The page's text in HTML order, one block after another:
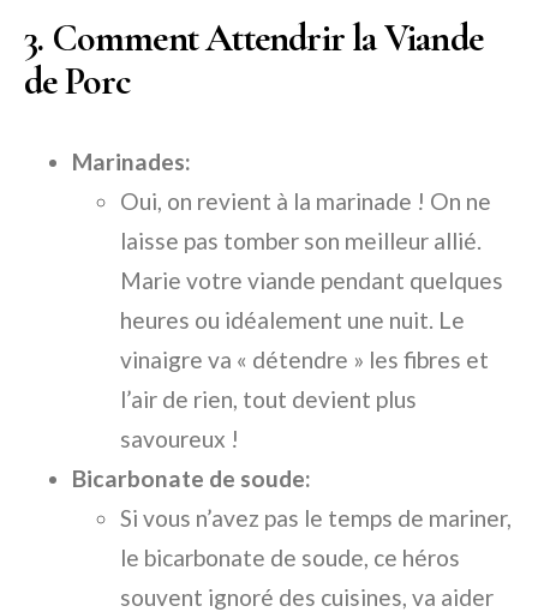
3. Comment Attendrir la Viande
de Porc
Marinades:
Oui, on revient à la marinade ! On ne
laisse pas tomber son meilleur allié.
Marie votre viande pendant quelques
heures ou idéalement une nuit. Le
vinaigre va « détendre » les fibres et
l’air de rien, tout devient plus
savoureux !
Bicarbonate de soude:
Si vous n’avez pas le temps de mariner,
le bicarbonate de soude, ce héros
souvent ignoré des cuisines, va aider